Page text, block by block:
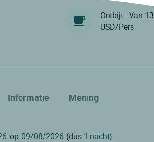
Ontbijt - Van
USD/Pers
Informatie Mening
op (dus 1 nacht)